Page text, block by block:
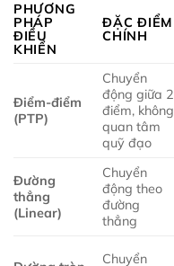
PHƯƠNG
PHÁP
ĐIỀU
KHIỂN
ĐẶC ĐIỂM
CHÍNH
Điểm-điểm
(PTP)
Chuyển
động giữa 2
điểm, không
quan tâm
quỹ đạo
Đường
thẳng
(Linear)
Chuyển
động theo
đường
thẳng
Chuyển